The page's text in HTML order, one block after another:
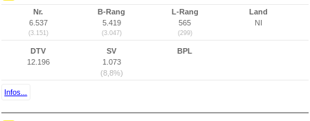
Nr.
6.537
(3.151)
B-Rang
5.419
(3.047)
L-Rang
565
(299)
Land
NI
DTV
12.196
SV
1.073
(8,8%)
BPL
Infos...